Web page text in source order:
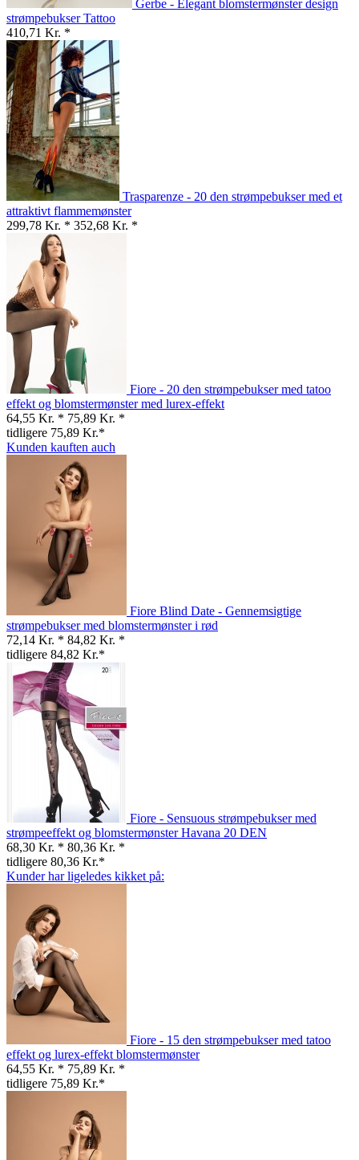
Gerbe - Elegant blomstermønster design
strømpebukser Tattoo
410,71 Kr. *
Trasparenze - 20 den strømpebukser med et
attraktivt flammemønster
299,78 Kr. * 352,68 Kr. *
Fiore - 20 den strømpebukser med tatoo
effekt og blomstermønster med lurex-effekt
64,55 Kr. * 75,89 Kr. *
tidligere 75,89 Kr.*
Kunden kauften auch
Fiore Blind Date - Gennemsigtige
strømpebukser med blomstermønster i rød
72,14 Kr. * 84,82 Kr. *
tidligere 84,82 Kr.*
Fiore - Sensuous strømpebukser med
strømpeeffekt og blomstermønster Havana 20 DEN
68,30 Kr. * 80,36 Kr. *
tidligere 80,36 Kr.*
Kunder har ligeledes kikket på:
Fiore - 15 den strømpebukser med tatoo
effekt og lurex-effekt blomstermønster
64,55 Kr. * 75,89 Kr. *
tidligere 75,89 Kr.*